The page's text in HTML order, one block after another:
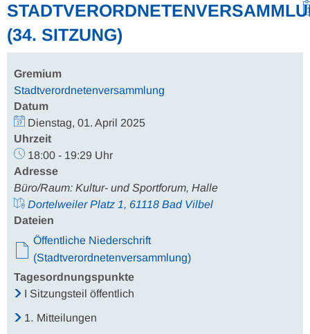
(34. SITZUNG)
Gremium
Stadtverordnetenversammlung
Datum
Dienstag, 01. April 2025
Uhrzeit
18:00 - 19:29 Uhr
Adresse
Büro/Raum: Kultur- und Sportforum, Halle
Dortelweiler Platz 1, 61118 Bad Vilbel
Dateien
Öffentliche Niederschrift
(Stadtverordnetenversammlung)
Tagesordnungspunkte
I Sitzungsteil öffentlich
1. Mitteilungen